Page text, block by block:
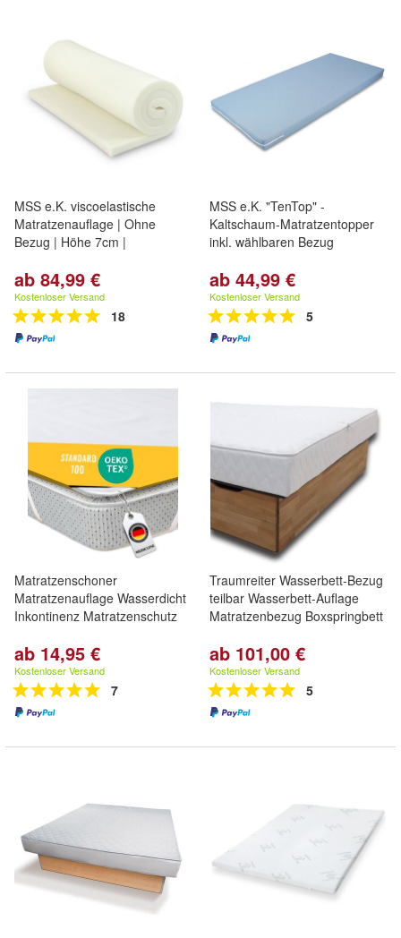
MSS e.K. viscoelastische
Matratzenauflage | Ohne
Bezug | Höhe 7cm |
ab 84,99 €
Kostenloser Versand
18
MSS e.K. "TenTop" -
Kaltschaum-Matratzentopper
inkl. wählbaren Bezug
ab 44,99 €
Kostenloser Versand
5
Matratzenschoner
Matratzenauflage Wasserdicht
Inkontinenz Matratzenschutz
ab 14,95 €
Kostenloser Versand
7
Traumreiter Wasserbett-Bezug
teilbar Wasserbett-Auflage
Matratzenbezug Boxspringbett
ab 101,00 €
Kostenloser Versand
5